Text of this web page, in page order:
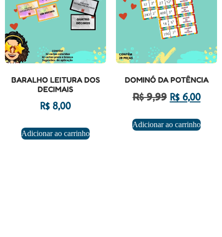
BARALHO LEITURA DOS
DECIMAIS
R$8,00
Adicionar ao carrinho
DOMINÓ DA POTÊNCIA
R$9,99 R$6,00
Adicionar ao carrinho